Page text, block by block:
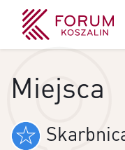
Miejsca